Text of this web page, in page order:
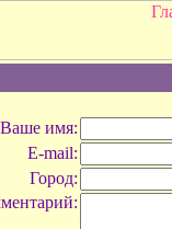
Ваше имя:
E-mail:
Город: